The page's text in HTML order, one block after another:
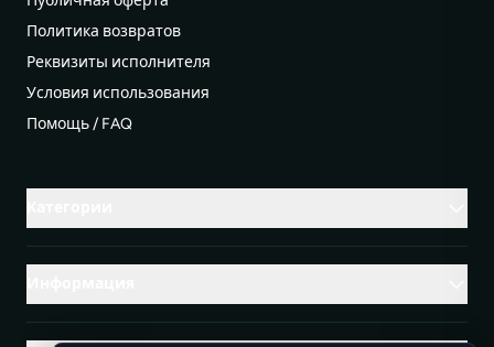
Политика возвратов
Реквизиты исполнителя
Условия использования
Помощь / FAQ